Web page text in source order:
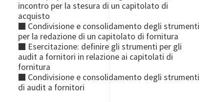
incontro per la stesura di un capitolato di
acquisto
■ Condivisione e consolidamento degli strumenti
per la redazione di un capitolato di fornitura
■ Esercitazione: definire gli strumenti per gli
audit a fornitori in relazione ai capitolati di
fornitura
■ Condivisione e consolidamento degli strumenti
di audit a fornitori